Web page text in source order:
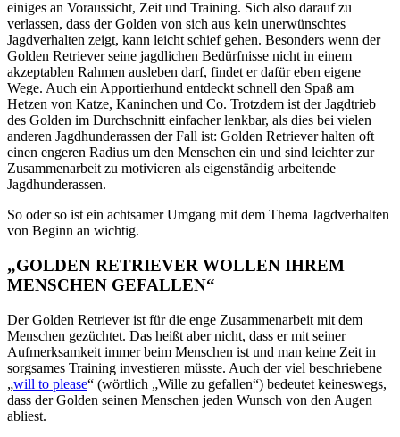
einiges an Voraussicht, Zeit und Training. Sich also darauf zu
verlassen, dass der Golden von sich aus kein unerwünschtes
Jagdverhalten zeigt, kann leicht schief gehen. Besonders wenn der
Golden Retriever seine jagdlichen Bedürfnisse nicht in einem
akzeptablen Rahmen ausleben darf, findet er dafür eben eigene
Wege. Auch ein Apportierhund entdeckt schnell den Spaß am
Hetzen von Katze, Kaninchen und Co. Trotzdem ist der Jagdtrieb
des Golden im Durchschnitt einfacher lenkbar, als dies bei vielen
anderen Jagdhunderassen der Fall ist: Golden Retriever halten oft
einen engeren Radius um den Menschen ein und sind leichter zur
Zusammenarbeit zu motivieren als eigenständig arbeitende
Jagdhunderassen.
So oder so ist ein achtsamer Umgang mit dem Thema Jagdverhalten
von Beginn an wichtig.
„GOLDEN RETRIEVER WOLLEN IHREM
MENSCHEN GEFALLEN“
Der Golden Retriever ist für die enge Zusammenarbeit mit dem
Menschen gezüchtet. Das heißt aber nicht, dass er mit seiner
Aufmerksamkeit immer beim Menschen ist und man keine Zeit in
sorgsames Training investieren müsste. Auch der viel beschriebene
„will to please“ (wörtlich „Wille zu gefallen“) bedeutet keineswegs,
dass der Golden seinen Menschen jeden Wunsch von den Augen
abliest.